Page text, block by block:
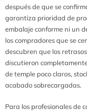
después de que se
garantiza prioridad de
embalaje conforme ni un
los compradores que se
descubren que los
discutieron
de temple poco claros,
acabado sobrecargadas.
Para los profesionales de